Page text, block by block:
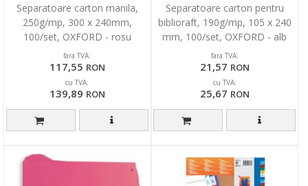
Separatoare carton manila,
250g/mp, 300 x 240mm,
100/set, OXFORD - rosu
fara TVA:
117,55 RON
cu TVA:
139,89 RON
Separatoare carton pentru
biblioraft, 190g/mp, 105 x 240
mm, 100/set, OXFORD - alb
fara TVA:
21,57 RON
cu TVA:
25,67 RON